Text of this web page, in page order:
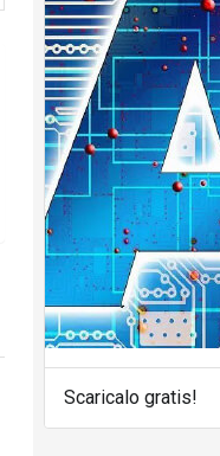
Scaricalo gratis!